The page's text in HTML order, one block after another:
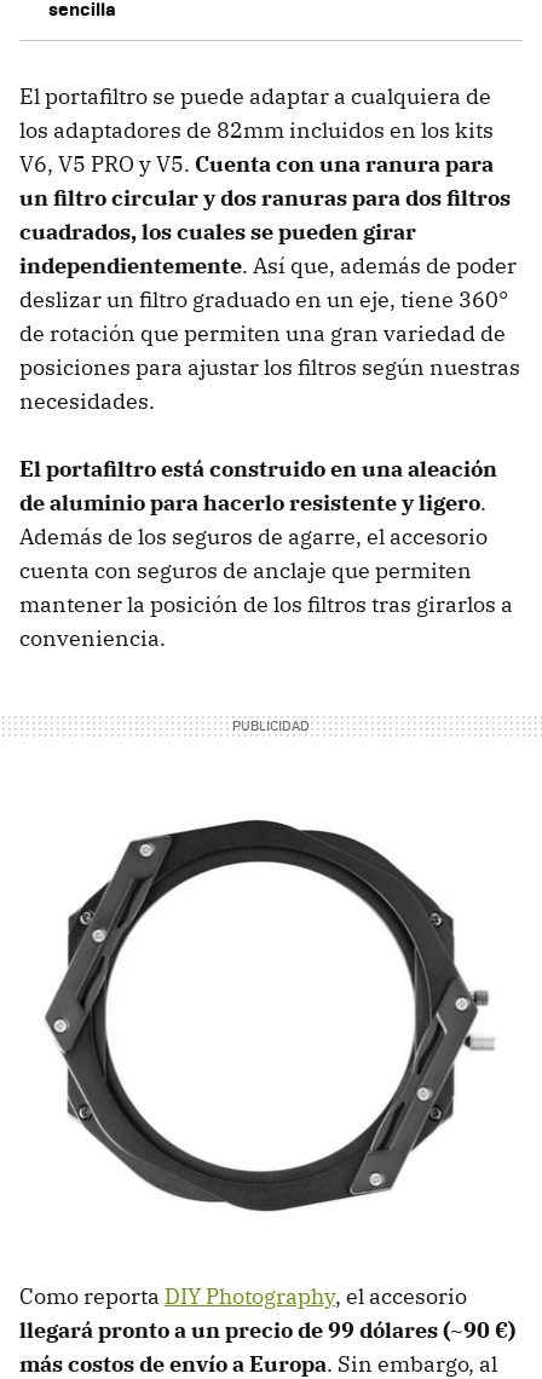
sencilla
El portafiltro se puede adaptar a cualquiera de
los adaptadores de 82mm incluidos en los kits
V6, V5 PRO y V5. Cuenta con una ranura para
un filtro circular y dos ranuras para dos filtros
cuadrados, los cuales se pueden girar
independientemente. Así que, además de poder
deslizar un filtro graduado en un eje, tiene 360°
de rotación que permiten una gran variedad de
posiciones para ajustar los filtros según nuestras
necesidades.
El portafiltro está construido en una aleación
de aluminio para hacerlo resistente y ligero.
Además de los seguros de agarre, el accesorio
cuenta con seguros de anclaje que permiten
mantener la posición de los filtros tras girarlos a
conveniencia.
Como reporta DIY Photography, el accesorio
llegará pronto a un precio de 99 dólares (~90 €)
más costos de envío a Europa. Sin embargo, al